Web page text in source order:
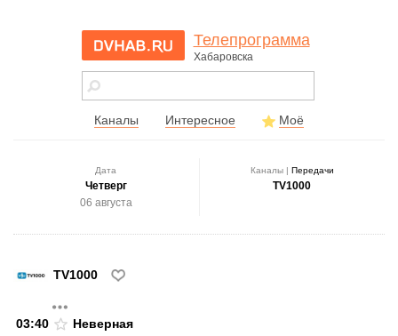
dvhab.ru - сайт
города
Телепрограмма
Хабаровска
Каналы Интересное Моё
Дата
Четверг
06 августа
Каналы | Передачи
TV1000
TV1000
03:40
Неверная